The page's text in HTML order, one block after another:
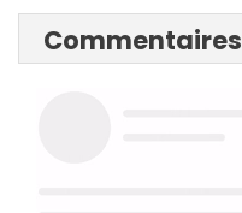
Commentaires